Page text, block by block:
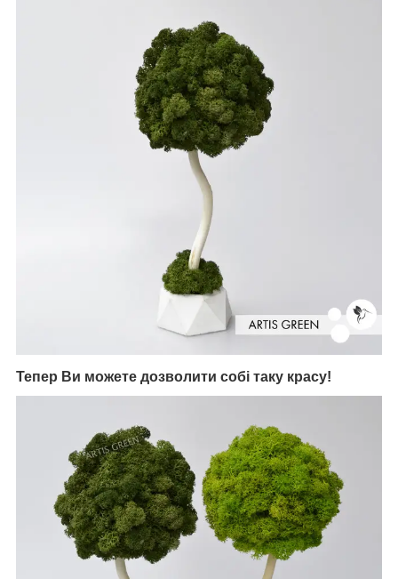
Тепер Ви можете дозволити собі таку красу!